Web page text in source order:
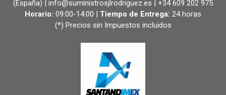
(España) | info@suministrosjlrodriguez.es | +34 609 202 975
Horario: 09:00-14:00 | Tiempo de Entrega: 24 horas
(*) Precios sin Impuestos incluidos